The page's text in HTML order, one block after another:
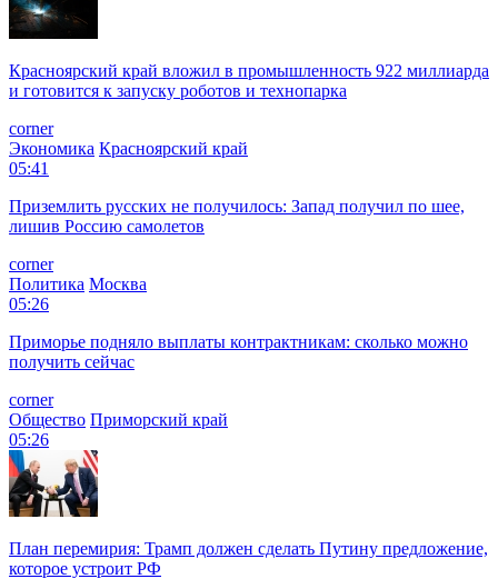
Красноярский край вложил в промышленность 922 миллиарда
и готовится к запуску роботов и технопарка
corner
Экономика Красноярский край
05:41
Приземлить русских не получилось: Запад получил по шее,
лишив Россию самолетов
corner
Политика Москва
05:26
Приморье подняло выплаты контрактникам: сколько можно
получить сейчас
corner
Общество Приморский край
05:26
План перемирия: Трамп должен сделать Путину предложение,
которое устроит РФ